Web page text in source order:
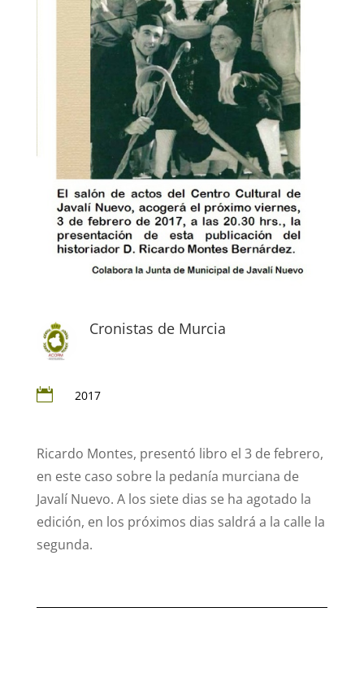
Cronistas de Murcia
 2017
Ricardo Montes, presentó libro el 3 de febrero,
en este caso sobre la pedanía murciana de
Javalí Nuevo. A los siete dias se ha agotado la
edición, en los próximos dias saldrá a la calle la
segunda.